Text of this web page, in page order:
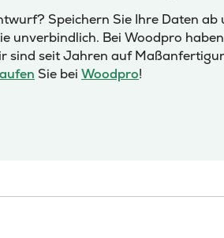
Speichern Sie Ihre Daten
unverbindlich. Bei Woodpro
sind seit Jahren auf
Sie bei Woodpro!